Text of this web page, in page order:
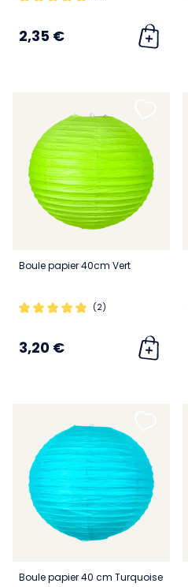
2,35 €
Boule papier 40cm Vert
(2)
3,20 €
Boule papier 40 cm Turquoise